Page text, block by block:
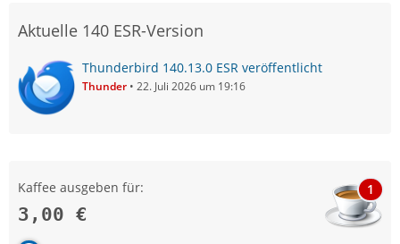
Aktuelle 140 ESR-Version
Thunderbird 140.13.0 ESR veröffentlicht
Thunder 22. Juli 2026 um 19:16
Kaffee ausgeben für:
3,00 €
1